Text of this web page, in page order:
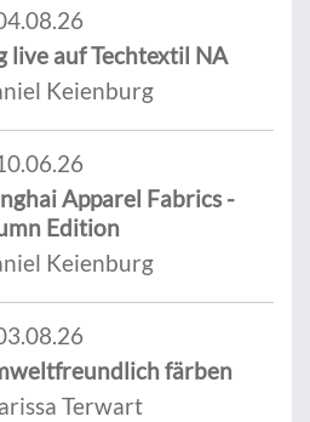
live auf Techtextil NA
Keienburg
Apparel Fabrics -
Edition
Keienburg
färben
Terwart